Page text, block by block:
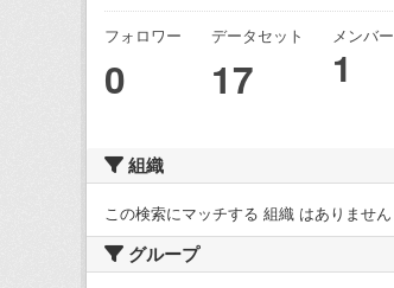
フォロワー
0
データセット
17
メンバー
1
組織
この検索にマッチする 組織 はありません
グループ